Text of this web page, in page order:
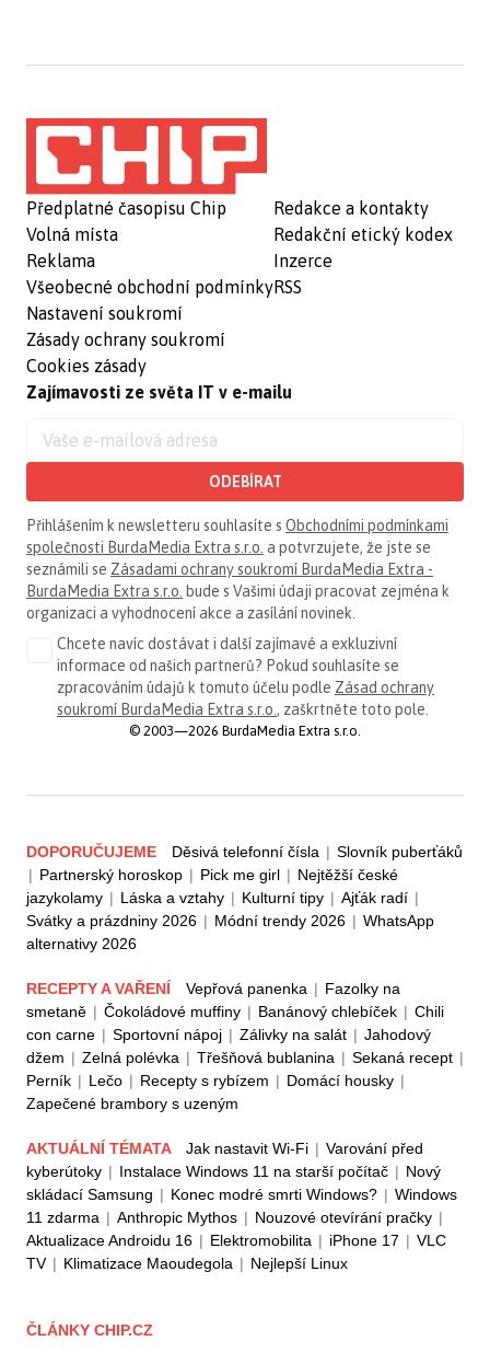
Předplatné časopisu Chip
Volná místa
Reklama
Všeobecné obchodní podmínky
Nastavení soukromí
Zásady ochrany soukromí
Cookies zásady
Redakce a kontakty
Redakční etický kodex
Inzerce
RSS
Zajímavosti ze světa IT v e-mailu
ODEBÍRAT
Přihlášením k newsletteru souhlasíte s Obchodními podmínkami
společnosti BurdaMedia Extra s.r.o. a potvrzujete, že jste se
seznámili se Zásadami ochrany soukromí BurdaMedia Extra -
BurdaMedia Extra s.r.o. bude s Vašimi údaji pracovat zejména k
organizaci a vyhodnocení akce a zasílání novinek.
Chcete navíc dostávat i další zajímavé a exkluzivní
informace od našich partnerů? Pokud souhlasíte se
zpracováním údajů k tomuto účelu podle Zásad ochrany
soukromí BurdaMedia Extra s.r.o., zaškrtněte toto pole.
© 2003—2026 BurdaMedia Extra s.r.o.
DOPORUČUJEME Děsivá telefonní čísla | Slovník puberťáků
| Partnerský horoskop | Pick me girl | Nejtěžší české
jazykolamy | Láska a vztahy | Kulturní tipy | Ajťák radí |
Svátky a prázdniny 2026 | Módní trendy 2026 | WhatsApp
alternativy 2026
RECEPTY A VAŘENÍ Vepřová panenka | Fazolky na
smetaně | Čokoládové muffiny | Banánový chlebíček | Chili
con carne | Sportovní nápoj | Zálivky na salát | Jahodový
džem | Zelná polévka | Třešňová bublanina | Sekaná recept |
Perník | Lečo | Recepty s rybízem | Domácí housky |
Zapečené brambory s uzeným
AKTUÁLNÍ TÉMATA Jak nastavit Wi-Fi | Varování před
kyberútoky | Instalace Windows 11 na starší počítač | Nový
skládací Samsung | Konec modré smrti Windows? | Windows
11 zdarma | Anthropic Mythos | Nouzové otevírání pračky |
Aktualizace Androidu 16 | Elektromobilita | iPhone 17 | VLC
TV | Klimatizace Maoudegola | Nejlepší Linux
ČLÁNKY CHIP.CZ